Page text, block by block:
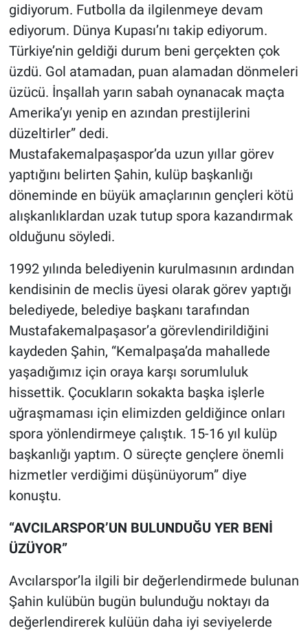
gidiyorum. Futbolla da ilgilenmeye devam
ediyorum. Dünya Kupası’nı takip ediyorum.
Türkiye’nin geldiği durum beni gerçekten çok
üzdü. Gol atamadan, puan alamadan dönmeleri
üzücü. İnşallah yarın sabah oynanacak maçta
Amerika’yı yenip en azından prestijlerini
düzeltirler” dedi.
Mustafakemalpaşaspor’da uzun yıllar görev
yaptığını belirten Şahin, kulüp başkanlığı
döneminde en büyük amaçlarının gençleri kötü
alışkanlıklardan uzak tutup spora kazandırmak
olduğunu söyledi.
1992 yılında belediyenin kurulmasının ardından
kendisinin de meclis üyesi olarak görev yaptığı
belediyede, belediye başkanı tarafından
Mustafakemalpaşasor’a görevlendirildiğini
kaydeden Şahin, “Kemalpaşa’da mahallede
yaşadığımız için oraya karşı sorumluluk
hissettik. Çocukların sokakta başka işlerle
uğraşmaması için elimizden geldiğince onları
spora yönlendirmeye çalıştık. 15-16 yıl kulüp
başkanlığı yaptım. O süreçte gençlere önemli
hizmetler verdiğimi düşünüyorum” diye
konuştu.
“AVCILARSPOR’UN BULUNDUĞU YER BENİ
ÜZÜYOR”
Avcılarspor’la ilgili bir değerlendirmede bulunan
Şahin kulübün bugün bulunduğu noktayı da
değerlendirerek kulüün daha iyi seviyelerde